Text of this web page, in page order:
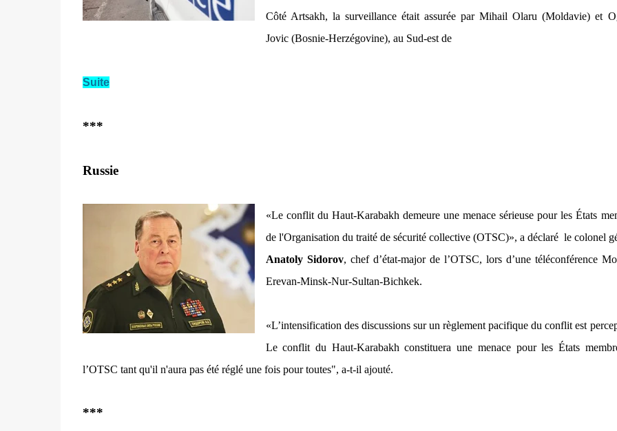
Côté Artsakh, la surveillance était assurée par Mihail Olaru (Moldavie) et
Jovic (Bosnie-Herzégovine), au Sud-est de
Suite
***
Russie
«Le conflit du Haut-Karabakh demeure une menace sérieuse pour les États
de l'Organisation du traité de sécurité collective (OTSC)», a déclaré le colonel
Anatoly Sidorov, chef d’état-major de l’OTSC, lors d’une téléconférence
Erevan-Minsk-Nur-Sultan-Bichkek.
«L’intensification des discussions sur un règlement pacifique du conflit est
Le conflit du Haut-Karabakh constituera une menace pour les États
l’OTSC tant qu'il n'aura pas été réglé une fois pour toutes", a-t-il ajouté.
***